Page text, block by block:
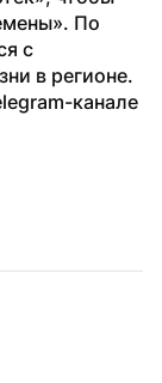
По
с
в регионе.